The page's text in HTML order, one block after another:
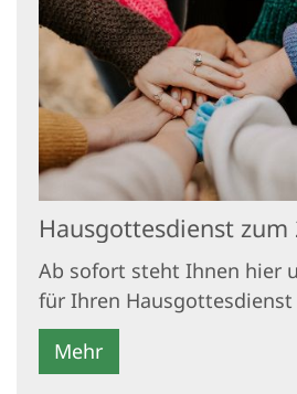
Hausgottesdienst zum
Ab sofort steht Ihnen hier
für Ihren Hausgottesdienst
Mehr